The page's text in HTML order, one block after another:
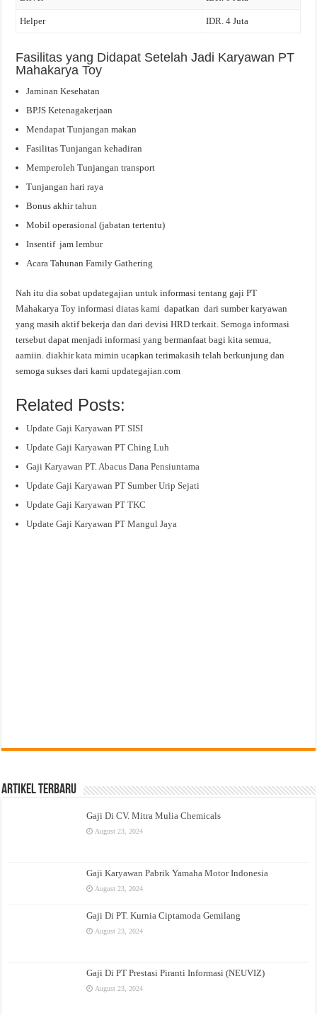
Helper IDR. 4 Juta
Fasilitas yang Didapat Setelah Jadi Karyawan PT
Mahakarya Toy
Jaminan Kesehatan
BPJS Ketenagakerjaan
Mendapat Tunjangan makan
Fasilitas Tunjangan kehadiran
Memperoleh Tunjangan transport
Tunjangan hari raya
Bonus akhir tahun
Mobil operasional (jabatan tertentu)
Insentif jam lembur
Acara Tahunan Family Gathering
Nah itu dia sobat updategajian untuk informasi tentang gaji PT
Mahakarya Toy informasi diatas kami dapatkan dari sumber karyawan
yang masih aktif bekerja dan dari devisi HRD terkait. Semoga informasi
tersebut dapat menjadi informasi yang bermanfaat bagi kita semua,
aamiin. diakhir kata mimin ucapkan terimakasih telah berkunjung dan
semoga sukses dari kami updategajian.com
Related Posts:
Update Gaji Karyawan PT SISI
Update Gaji Karyawan PT Ching Luh
Gaji Karyawan PT. Abacus Dana Pensiuntama
Update Gaji Karyawan PT Sumber Urip Sejati
Update Gaji Karyawan PT TKC
Update Gaji Karyawan PT Mangul Jaya
Artikel Terbaru
Gaji Di CV. Mitra Mulia Chemicals
August 23, 2024
Gaji Karyawan Pabrik Yamaha Motor Indonesia
August 23, 2024
Gaji Di PT. Kurnia Ciptamoda Gemilang
August 23, 2024
Gaji Di PT Prestasi Piranti Informasi (NEUVIZ)
August 23, 2024